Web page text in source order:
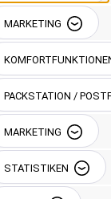
GPS /
/ RC HERO /
C1U besteht
max. 31,8 mm)
MARKETING
PACKSTATION /
MARKETING
STATISTIKEN